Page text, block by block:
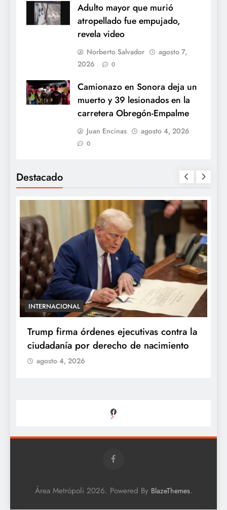
Adulto mayor que murió
atropellado fue empujado,
revela video
Norberto Salvador
agosto 7,
2026
0
Camionazo en Sonora deja un
muerto y 39 lesionados en la
carretera Obregón-Empalme
Juan Encinas agosto 4, 2026
0
Destacado
INTERNACIONAL
Trump firma órdenes ejecutivas contra la
ciudadanía por derecho de nacimiento
agosto 4, 2026
Área Metrópoli 2026. Powered By BlazeThemes.